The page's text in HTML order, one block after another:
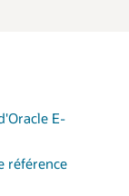
E-
référence